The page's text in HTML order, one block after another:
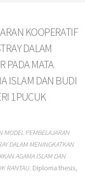
KOOPERATIF
DALAM
PADA MATA
ISLAM DAN BUDI
1PUCUK
MODEL PEMBELAJARAN
DALAM MENINGKATKAN
AGAMA ISLAM DAN
RANTAU. Diploma thesis,